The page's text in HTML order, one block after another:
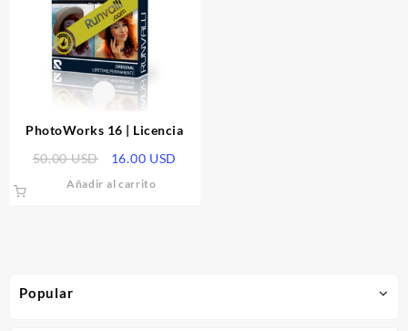
Popular
PhotoWorks 16 | Licencia
50.00USD
El
precio
16.00 USD
Añadir al carrito